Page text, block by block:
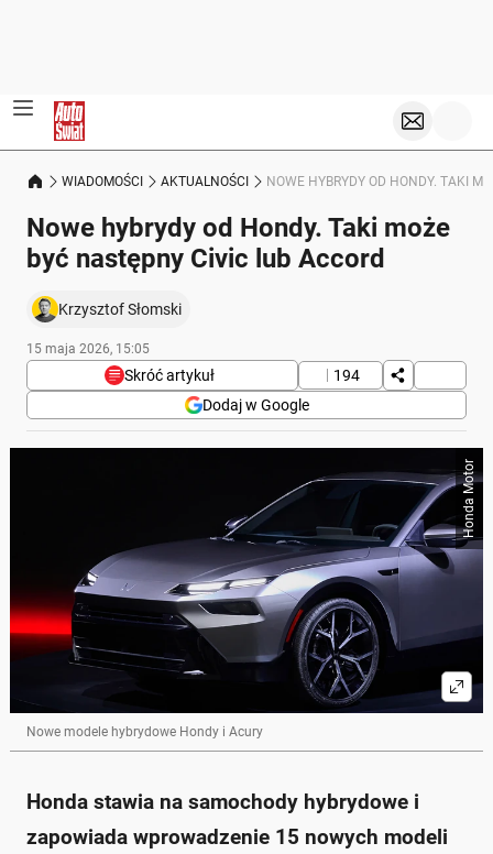
WIADOMOŚCI AKTUALNOŚCI NOWE HYBRYDY OD HONDY. TAKI
Nowe hybrydy od Hondy. Taki może
być następny Civic lub Accord
Krzysztof Słomski
15 maja 2026, 15:05
Skróć artykuł
194
Dodaj w Google
Skrót przygotowany przez Onet Czat z AI, może zawierać błędy.
Honda planuje wprowadzenie 15 nowych modeli
hybrydowych do 2030 roku, w tym liftbacka i SUV-a.
Kluczowe rynki to Ameryka Północna, Japonia, Indie i
Chiny, z możliwością sprzedaży hybryd w Europie.
Prototypy nie mają jeszcze oficjalnych nazw; mogą to
być następcy modelu Accord lub Civic.
Nowa generacja hybryd ma być tańsza w produkcji o
ponad 30% oraz bardziej oszczędna w zużyciu
paliwa.
Honda pracuje nad ulepszonymi systemami ADAS,
Zapytaj o więcej Onet Czat z AI
Honda Motor
Nowe modele hybrydowe Hondy i Acury
Honda stawia na samochody hybrydowe i
zapowiada wprowadzenie 15 nowych modeli